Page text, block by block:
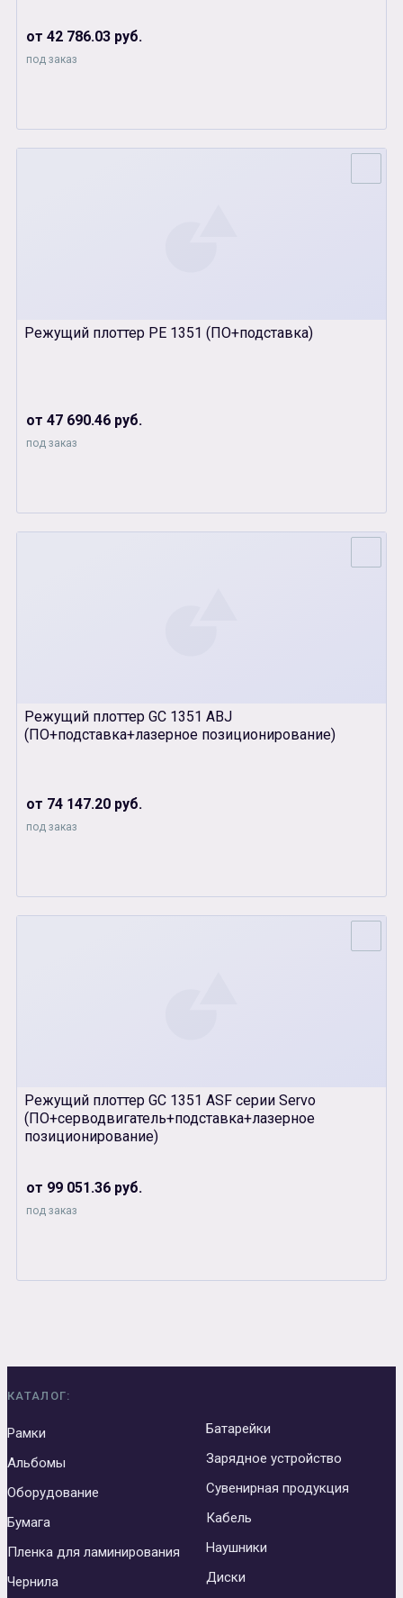
от 42 786.03 руб.
под заказ
Режущий плоттер РЕ 1351 (ПО+подставка)
от 47 690.46 руб.
под заказ
Режущий плоттер GC 1351 ABJ
(ПО+подставка+лазерное позиционирование)
от 74 147.20 руб.
под заказ
Режущий плоттер GC 1351 ASF серии Servo
(ПО+серводвигатель+подставка+лазерное
позиционирование)
от 99 051.36 руб.
под заказ
КАТАЛОГ:
Рамки
Альбомы
Оборудование
Бумага
Пленка для ламинирования
Чернила
Батарейки
Зарядное устройство
Сувенирная продукция
Кабель
Наушники
Диски